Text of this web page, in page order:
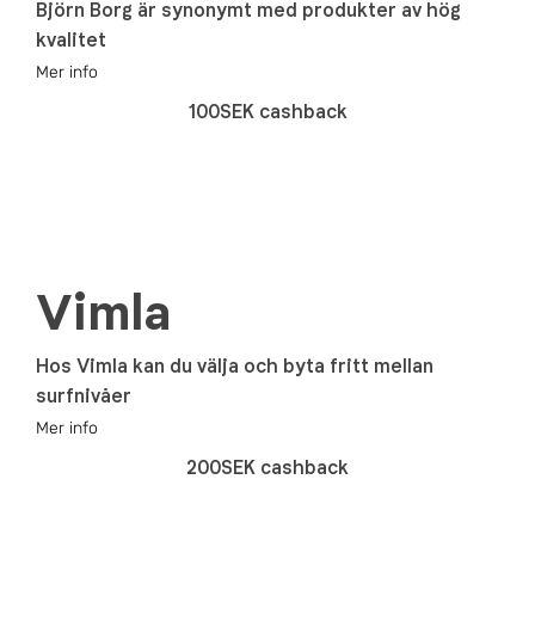
Björn Borg är synonymt med produkter av hög
kvalitet
Mer info
100SEK cashback
Vimla
Hos Vimla kan du välja och byta fritt mellan
surfnivåer
Mer info
200SEK cashback